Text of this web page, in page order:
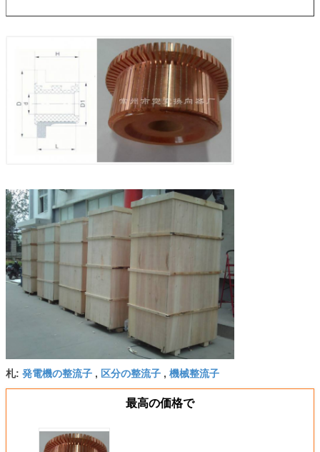
札: 発電機の整流子 , 区分の整流子 , 機械整流子
最高の価格で